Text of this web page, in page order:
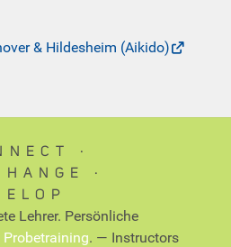
& Hildesheim (Aikido)
∙
∙
Lehrer. Persönliche
. — Instructors